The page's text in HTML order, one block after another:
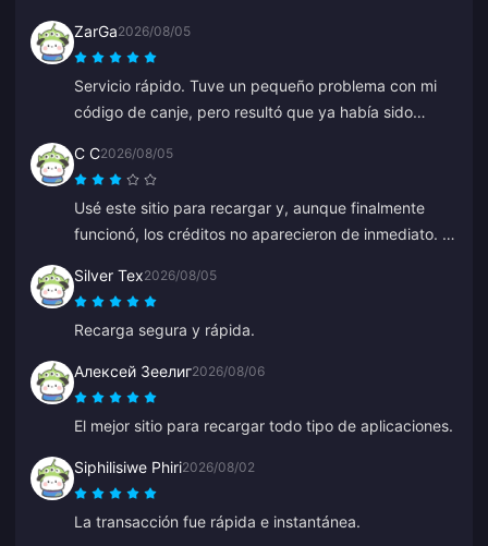
ZarGa2026/08/05
Servicio rápido. Tuve un pequeño problema con mi
código de canje, pero resultó que ya había sido
Después de contactar al soporte, el problema se
resolvió, guiado por Anna.
C C2026/08/05
Usé este sitio para recargar y, aunque finalmente
funcionó, los créditos no aparecieron de inmediato. El
minutos en responder, lo que me puso ansioso, pero
finalmente la recarga se realizó. Sería mucho mejor si
el soporte respondiera más rápido.
Silver Tex2026/08/05
Recarga segura y rápida.
Алексей Зеелиг2026/08/06
El mejor sitio para recargar todo tipo de aplicaciones.
Siphilisiwe Phiri2026/08/02
La transacción fue rápida e instantánea.